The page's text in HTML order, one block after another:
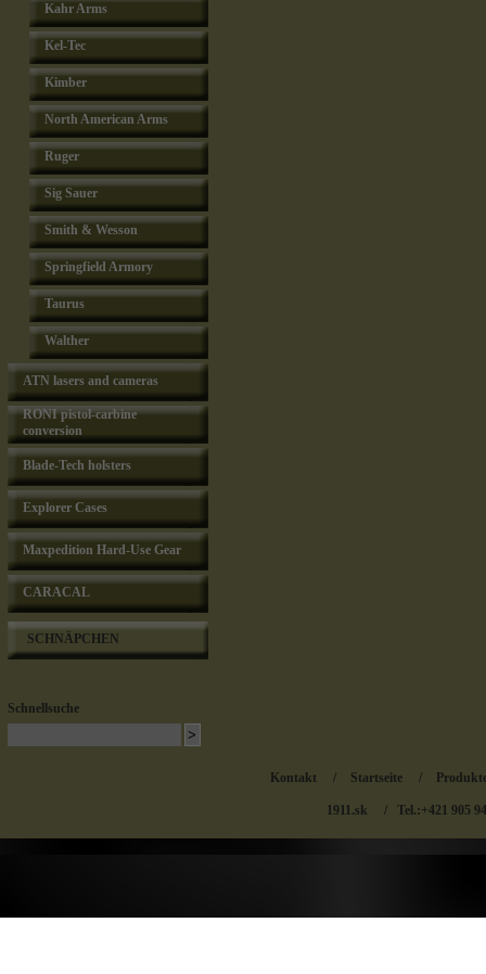
Kahr Arms
Kel-Tec
Kimber
North American Arms
Ruger
Sig Sauer
Smith & Wesson
Springfield Armory
Taurus
Walther
ATN lasers and cameras
RONI pistol-carbine
conversion
Blade-Tech holsters
Explorer Cases
Maxpedition Hard-Use Gear
CARACAL
SCHNÄPCHEN
Schnellsuche
Kontakt / Startseite /
1911.sk / Tel.:+421 905